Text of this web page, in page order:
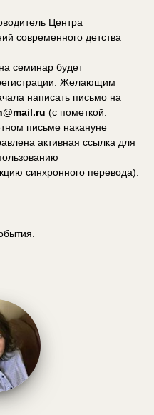
Центра
современного детства
семинар будет
Желающим
написать письмо на
(с пометкой:
письме накануне
активная ссылка для
синхронного перевода).